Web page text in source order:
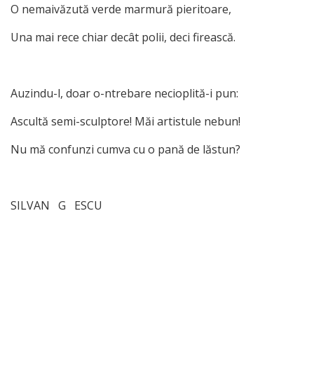
O nemaivăzută verde marmură pieritoare,
Una mai rece chiar decât polii, deci firească.
Auzindu-l, doar o-ntrebare necioplită-i pun:
Ascultă semi-sculptore! Măi artistule nebun!
Nu mă confunzi cumva cu o pană de lăstun?
SILVAN G ESCU